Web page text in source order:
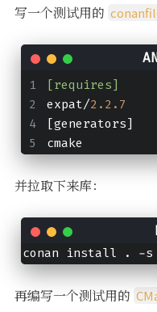
写一个测试用的
[requires]
expat/2.2 .7
[generators]
cmake
并拉取下来库：
conan install . -s
再编写一个测试用的